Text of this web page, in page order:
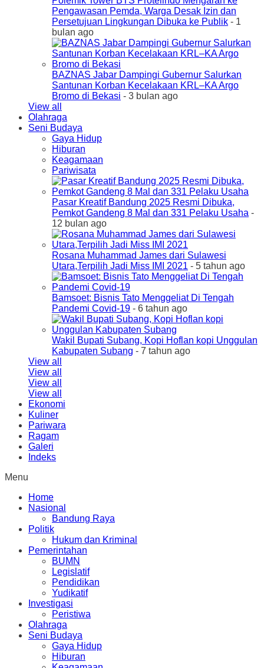
Pengawasan Pemda, Warga Desak Izin dan
Persetujuan Lingkungan Dibuka ke Publik - 1
bulan ago
BAZNAS Jabar Dampingi Gubernur Salurkan
Santunan Korban Kecelakaan KRL–KA Argo
Bromo di Bekasi - 3 bulan ago
View all
Olahraga
Seni Budaya
Gaya Hidup
Hiburan
Keagamaan
Pariwisata
Pasar Kreatif Bandung 2025 Resmi Dibuka,
Pemkot Gandeng 8 Mal dan 331 Pelaku Usaha -
12 bulan ago
Rosana Muhammad James dari Sulawesi
Utara,Terpilih Jadi Miss IMI 2021 - 5 tahun ago
Bamsoet: Bisnis Tato Menggeliat Di Tengah
Pandemi Covid-19 - 6 tahun ago
Wakil Bupati Subang, Kopi Hoflan kopi Unggulan
Kabupaten Subang - 7 tahun ago
View all
View all
View all
View all
Ekonomi
Kuliner
Pariwara
Ragam
Galeri
Indeks
Menu
Home
Nasional
Bandung Raya
Politik
Hukum dan Kriminal
Pemerintahan
BUMN
Legislatif
Pendidikan
Yudikatif
Investigasi
Peristiwa
Olahraga
Seni Budaya
Gaya Hidup
Hiburan